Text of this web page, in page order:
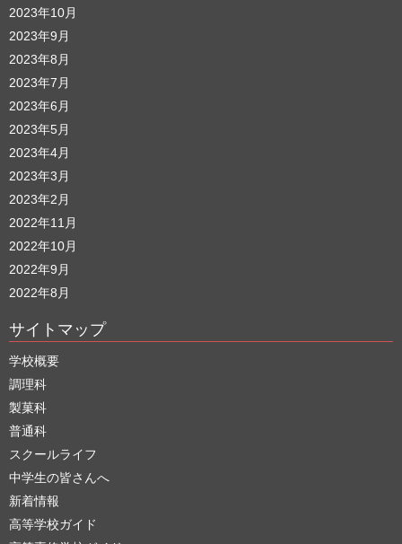
2023年10月
2023年9月
2023年8月
2023年7月
2023年6月
2023年5月
2023年4月
2023年3月
2023年2月
2022年11月
2022年10月
2022年9月
2022年8月
サイトマップ
学校概要
調理科
製菓科
普通科
スクールライフ
中学生の皆さんへ
新着情報
高等学校ガイド